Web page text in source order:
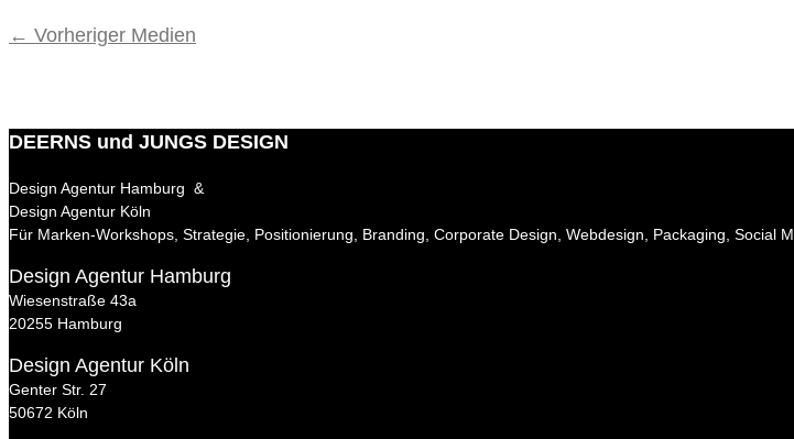
← Vorheriger Medien
DEERNS und JUNGS DESIGN
Design Agentur Hamburg &
Design Agentur Köln
Für Marken-Workshops, Strategie, Positionierung, Branding, Corporate Design, Webdesign, Packaging, Social
Design Agentur Hamburg
Wiesenstraße 43a
20255 Hamburg
Design Agentur Köln
Genter Str. 27
50672 Köln